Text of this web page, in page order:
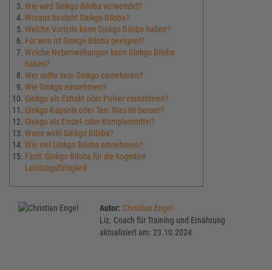
Wie wird Ginkgo Biloba verwendet?
Woraus besteht Ginkgo Biloba?
Welche Vorteile kann Ginkgo Biloba haben?
Für wen ist Ginkgo Biloba geeignet?
Welche Nebenwirkungen kann Ginkgo Biloba
haben?
Wer sollte kein Ginkgo einnehmen?
Wie Ginkgo einnehmen?
Ginkgo als Extrakt oder Pulver einnehmen?
Ginkgo Kapseln oder Tee: Was ist besser?
Ginkgo als Einzel- oder Komplexmittel?
Wann wirkt Ginkgo Biloba?
Wie viel Ginkgo Biloba einnehmen?
Fazit: Ginkgo Biloba für die kognitive
Leistungsfähigkeit
Autor: Christian Engel
Liz. Coach für Training und Ernährung
aktualisiert am: 23.10.2024